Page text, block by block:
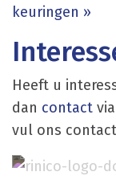
keuringen »
Heeft u
dan contact via
vul ons